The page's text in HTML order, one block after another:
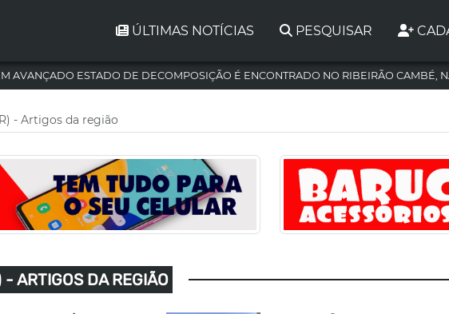
ÚLTIMAS NOTÍCIAS PESQUISAR
AVANÇADO ESTADO DE DECOMPOSIÇÃO É ENCONTRADO NO RIBEIRÃO CAMBÉ,
- Artigos da região
ARTIGOS DA REGIÃO